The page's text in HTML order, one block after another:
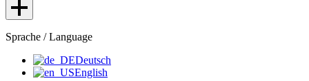
Sprache / Language
Deutsch
English